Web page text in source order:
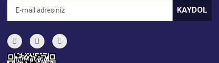
KAYDOL